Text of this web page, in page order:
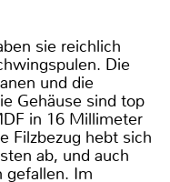
sie reichlich
Die
und die
Gehäuse sind top
in 16 Millimeter
Filzbezug hebt sich
ab, und auch
gefallen. Im